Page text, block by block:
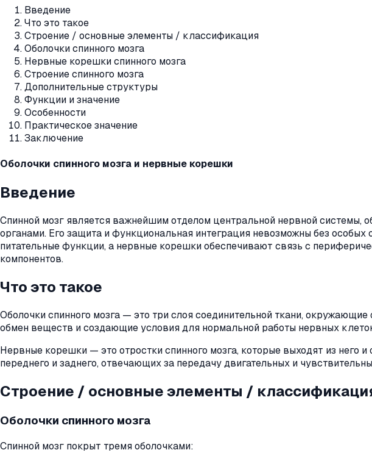
Введение
Что это такое
Строение / основные элементы / классификация
Оболочки спинного мозга
Нервные корешки спинного мозга
Строение спинного мозга
Дополнительные структуры
Функции и значение
Особенности
Практическое значение
Заключение
Оболочки спинного мозга и нервные корешки
Введение
Спинной мозг является важнейшим отделом центральной нервной
органами. Его защита и функциональная интеграция невозможны без
питательные функции, а нервные корешки обеспечивают связь с
компонентов.
Что это такое
Оболочки спинного мозга — это три слоя соединительной ткани,
обмен веществ и создающие условия для нормальной работы нервных
Нервные корешки — это отростки спинного мозга, которые выходят из
переднего и заднего, отвечающих за передачу двигательных и
Строение / основные элементы /
Оболочки спинного мозга
Спинной мозг покрыт тремя оболочками: